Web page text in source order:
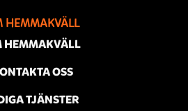
HEMMAKVÄLL
HEMMAKVÄLL
OSS
TJÄNSTER